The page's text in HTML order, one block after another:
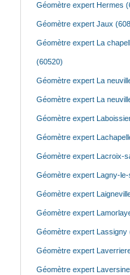
Géomètre expert Hermes
Géomètre expert Jaux
Géomètre expert La
(60520)
Géomètre expert La
Géomètre expert La
Géomètre expert
Géomètre expert
Géomètre expert Lacroix-
Géomètre expert Lagny-
Géomètre expert
Géomètre expert
Géomètre expert Lassigny
Géomètre expert
Géomètre expert